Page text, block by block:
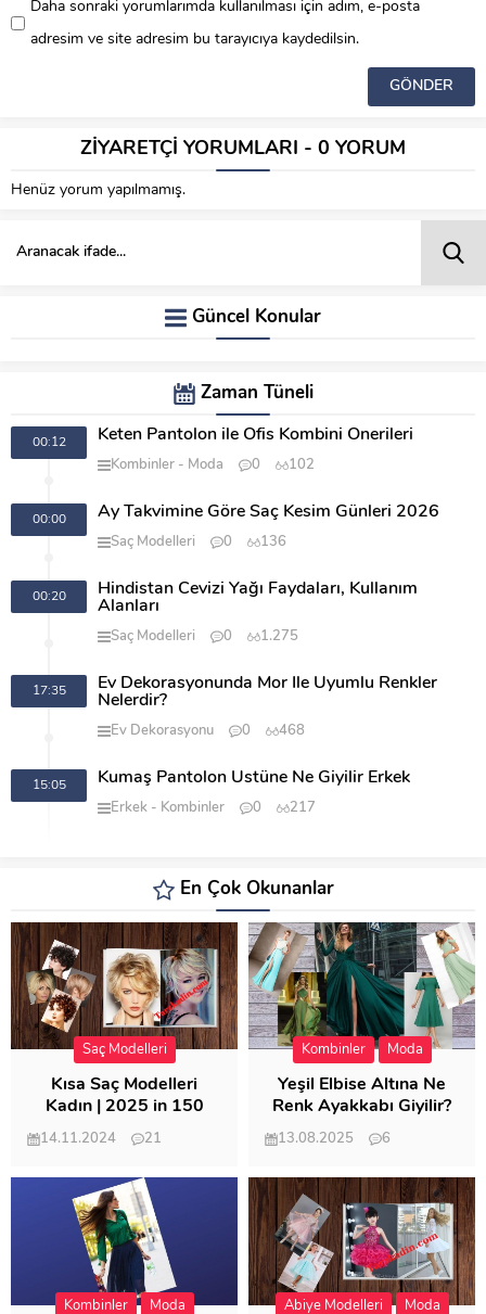
Daha sonraki yorumlarımda kullanılması için adım, e-posta
adresim ve site adresim bu tarayıcıya kaydedilsin.
ZİYARETÇİ YORUMLARI - 0 YORUM
Henüz yorum yapılmamış.
Güncel Konular
Zaman Tüneli
00:12 Keten Pantolon ile Ofis Kombini Önerileri
Kombinler Moda 0 102
00:00 Ay Takvimine Göre Saç Kesim Günleri 2026
Saç Modelleri 0 136
00:20
Hindistan Cevizi Yağı Faydaları, Kullanım
Alanları
Saç Modelleri 0 1.275
17:35
Ev Dekorasyonunda Mor İle Uyumlu Renkler
Nelerdir?
Ev Dekorasyonu 0 468
15:05 Kumaş Pantolon Üstüne Ne Giyilir Erkek
Erkek Kombinler 0 217
En Çok Okunanlar
Saç Modelleri
Kısa Saç Modelleri
Kadın | 2025 in 150
Modeli
14.11.2024
21
Kombinler Moda
Yeşil Elbise Altına Ne
Renk Ayakkabı Giyilir?
13.08.2025
6
Kombinler Moda Abiye Modelleri Moda